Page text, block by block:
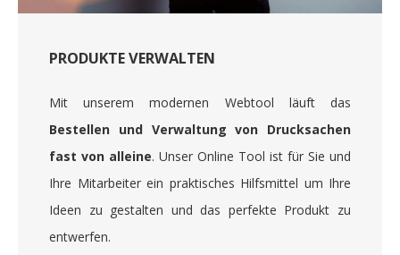
PRODUKTE VERWALTEN
Mit unserem modernen Webtool läuft das
Bestellen und Verwaltung von Drucksachen
fast von alleine. Unser Online Tool ist für Sie und
Ihre Mitarbeiter ein praktisches Hilfsmittel um Ihre
Ideen zu gestalten und das perfekte Produkt zu
entwerfen.